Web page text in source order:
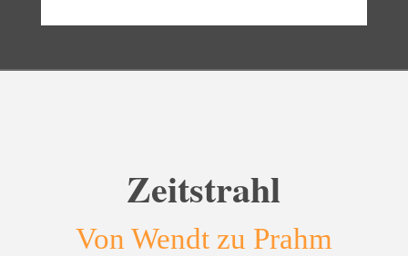
Zeitstrahl
Von Wendt zu Prahm